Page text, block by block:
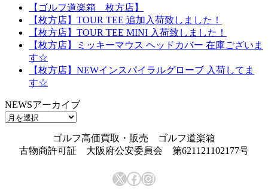
【ゴルフ道楽箱 枚方店】
【枚方店】TOUR TEE 追加入荷致しました！
【枚方店】TOUR TEE MINI 入荷致しました！
【枚方店】ミッキーマウス ヘッドカバー 在庫ございま
す☆
【枚方店】NEWインスパイラルグローブ 入荷してま
す☆
NEWSアーカイブ
NEWS
ゴルフ高価買取・販売 ゴルフ道楽箱
古物商許可証 大阪府公安委員会 第621121102177号
X Facebook
Instagram